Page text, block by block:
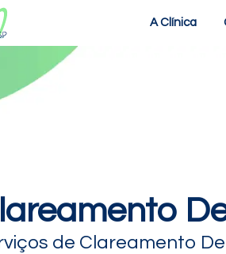
A Clínica
de Clareamento